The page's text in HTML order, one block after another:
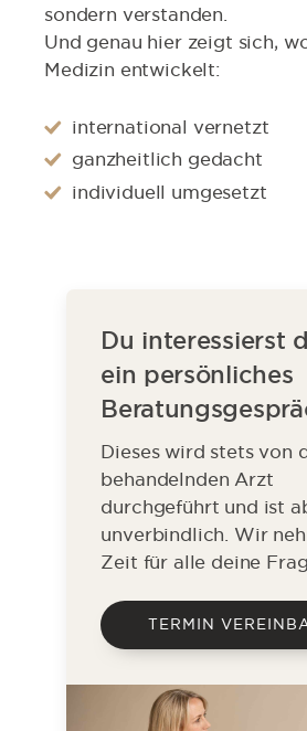
sondern verstanden.
Und genau hier zeigt sich,
Medizin entwickelt:
international vernetzt
ganzheitlich gedacht
individuell umgesetzt
Du interessierst
ein persönliches
Dieses wird stets von
behandelnden Arzt
durchgeführt und ist
unverbindlich. Wir
Zeit für alle deine
TERMIN